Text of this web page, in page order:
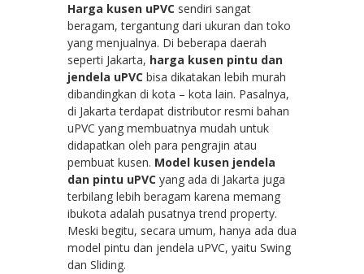
Harga kusen uPVC sendiri sangat
beragam, tergantung dari ukuran dan toko
yang menjualnya. Di beberapa daerah
seperti Jakarta, harga kusen pintu dan
jendela uPVC bisa dikatakan lebih murah
dibandingkan di kota – kota lain. Pasalnya,
di Jakarta terdapat distributor resmi bahan
uPVC yang membuatnya mudah untuk
didapatkan oleh para pengrajin atau
pembuat kusen. Model kusen jendela
dan pintu uPVC yang ada di Jakarta juga
terbilang lebih beragam karena memang
ibukota adalah pusatnya trend property.
Meski begitu, secara umum, hanya ada dua
model pintu dan jendela uPVC, yaitu Swing
dan Sliding.